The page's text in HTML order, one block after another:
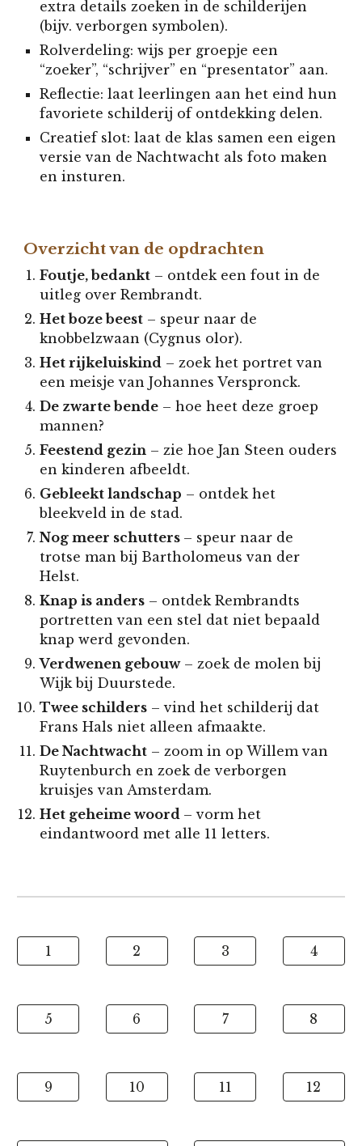
extra details zoeken in de schilderijen
(bijv. verborgen symbolen).
Rolverdeling: wijs per groepje een
“zoeker”, “schrijver” en “presentator” aan.
Reflectie: laat leerlingen aan het eind hun
favoriete schilderij of ontdekking delen.
Creatief slot: laat de klas samen een eigen
versie van de Nachtwacht als foto maken
en insturen.
Overzicht van de opdrachten
Foutje, bedankt – ontdek een fout in de
uitleg over Rembrandt.
Het boze beest – speur naar de
knobbelzwaan (Cygnus olor).
Het rijkeluiskind – zoek het portret van
een meisje van Johannes Verspronck.
De zwarte bende –hoe heet deze groep
mannen?
Feestend gezin – zie hoe Jan Steen ouders
en kinderen afbeeldt.
Gebleekt landschap – ontdek het
bleekveld in de stad.
Nog meer schutters – speur naar de
trotse man bij Bartholomeus van der
Helst.
Knap is anders – ontdek Rembrandts
portretten van een stel dat niet bepaald
knap werd gevonden.
Verdwenen gebouw– zoek de molen bij
Wijk bij Duurstede.
Twee schilders – vind het schilderij dat
Frans Hals niet alleen afmaakte.
De Nachtwacht – zoom in op Willem van
Ruytenburch en zoek de verborgen
kruisjes van Amsterdam.
Het geheime woord – vorm het
eindantwoord met alle 11 letters.
1 2 3 4
5 6 7 8
9 10 11 12